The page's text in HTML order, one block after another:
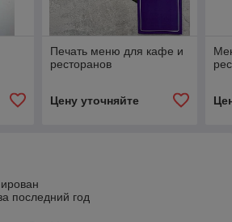
Печать меню для кафе и
ресторанов
Цену уточняйте
последний год